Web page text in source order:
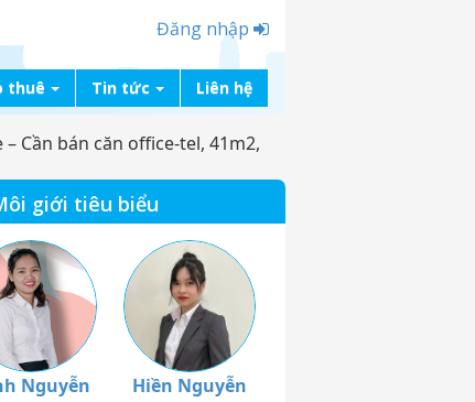
Đăng nhập
thuê Tin tức Liên hệ
– Cần bán căn office-tel, 41m2,
giới tiêu biểu
Nguyễn Hiền Nguyễn